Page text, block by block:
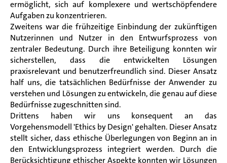
ermöglicht, sich auf komplexere und wertschöpfendere
Aufgaben zu konzentrieren.
Zweitens war die frühzeitige Einbindung der zukünftigen
Nutzerinnen und Nutzer in den Entwurfsprozess von
zentraler Bedeutung. Durch ihre Beteiligung konnten wir
sicherstellen, dass die entwickelten Lösungen
praxisrelevant und benutzerfreundlich sind. Dieser Ansatz
half uns, die tatsächlichen Bedürfnisse der Anwender zu
verstehen und Lösungen zu entwickeln, die genau auf diese
Bedürfnisse zugeschnitten sind.
Drittens haben wir uns konsequent an das
Vorgehensmodell 'Ethics by Design' gehalten. Dieser Ansatz
stellt sicher, dass ethische Überlegungen von Beginn an in
den Entwicklungsprozess integriert werden. Durch die
Berücksichtigung ethischer Aspekte konnten wir Lösungen